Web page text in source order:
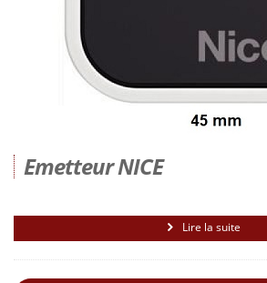
Emetteur NICE
Lire la suite